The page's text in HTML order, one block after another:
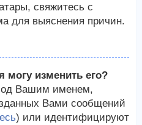
свяжитесь с
для выяснения причин.
могу изменить его?
Вашим именем,
Вами сообщений
) или идентифицируют